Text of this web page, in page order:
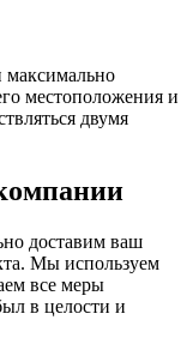
максимально
местоположения и
двумя
доставим ваш
Мы используем
все меры
в целости и